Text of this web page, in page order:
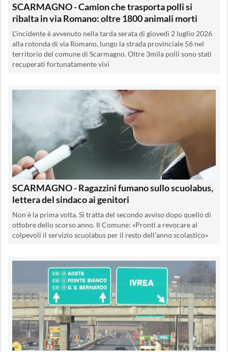
SCARMAGNO - Camion che trasporta polli si
ribalta in via Romano: oltre 1800 animali morti
L'incidente è avvenuto nella tarda serata di giovedì 2 luglio 2026
alla rotonda di via Romano, lungo la strada provinciale 56 nel
territorio del comune di Scarmagno. Oltre 3mila polli sono stati
recuperati fortunatamente vivi
SCARMAGNO - Ragazzini fumano sullo scuolabus,
lettera del sindaco ai genitori
Non è la prima volta. Si tratta del secondo avviso dopo quello di
ottobre dello scorso anno. Il Comune: «Pronti a revocare ai
colpevoli il servizio scuolabus per il resto dell’anno scolastico»